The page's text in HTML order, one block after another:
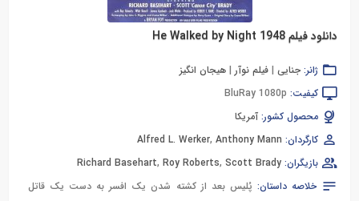
دانلود فیلم He Walked by Night 1948
ژانر: جنایی | فیلم نوآر | هیجان انگیز
کیفیت: BluRay 1080p
محصول کشور: آمریکا
کارگردان:
Alfred L. Werker, Anthony Mann
بازیگران:
Richard Basehart, Roy Roberts, Scott Brady
خلاصه داستان: پُلیس بعد از کشته شدن یک افسر به دست یک قاتل